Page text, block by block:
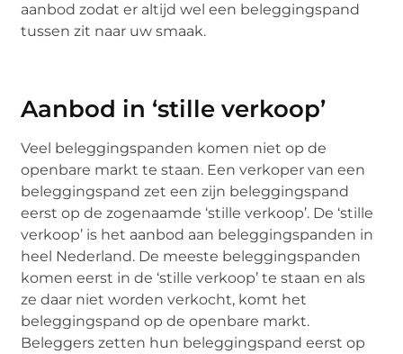
aanbod zodat er altijd wel een beleggingspand
tussen zit naar uw smaak.
Aanbod in ‘stille verkoop’
Veel beleggingspanden komen niet op de
openbare markt te staan. Een verkoper van een
beleggingspand zet een zijn beleggingspand
eerst op de zogenaamde ‘stille verkoop’. De ‘stille
verkoop’ is het aanbod aan beleggingspanden in
heel Nederland. De meeste beleggingspanden
komen eerst in de ‘stille verkoop’ te staan en als
ze daar niet worden verkocht, komt het
beleggingspand op de openbare markt.
Beleggers zetten hun beleggingspand eerst op